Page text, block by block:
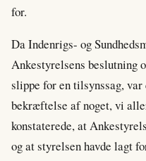
for.
Da Indenrigs- og
Ankestyrelsens beslutning
slippe for en tilsynssag,
bekræftelse af noget, vi
konstaterede, at
og at styrelsen havde lagt